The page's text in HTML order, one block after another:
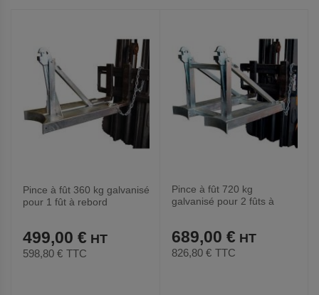
Pince à fût 360 kg galvanisé
pour 1 fût à rebord
499,00 €
598,80 € TTC
Pince à fût 720 kg
galvanisé pour 2 fûts à
689,00 €
826,80 € TTC